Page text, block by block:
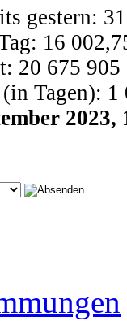
gestern:
16
20 675
Tagen): 1
2023,